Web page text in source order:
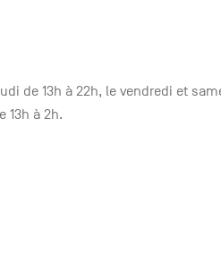
de 13h à 22h, le vendredi et
13h à 2h.